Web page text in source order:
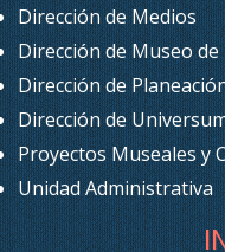
Dirección de Medios
Dirección de Museo de
Dirección de
Dirección de
Proyectos Museales y
Unidad Administrativa